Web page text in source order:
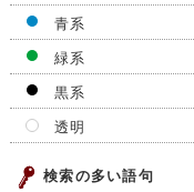
青系
緑系
黒系
透明
検索の多い語句